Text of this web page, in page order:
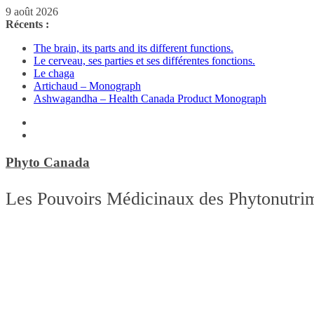
Passer
au
9 août 2026
Récents :
The brain, its parts and its different functions.
Le cerveau, ses parties et ses différentes fonctions.
Le chaga
Artichaud – Monograph
Ashwagandha – Health Canada Product Monograph
Phyto Canada
Les Pouvoirs Médicinaux des